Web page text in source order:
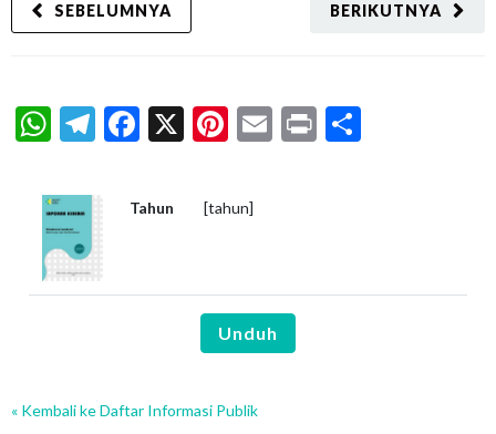
BERIKUTNYA
SEBELUMNYA
WhatsApp
Telegram
Facebook
X Pinterest
Email
Print
Tahun [tahun]
Unduh
« Kembali ke Daftar Informasi Publik